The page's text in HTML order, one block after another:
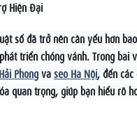
Hiện Đại
số đã trở nên cần yếu hơn
triển chóng vánh. Trong bài
Phòngvàseo Hà Nội, đến
quan trọng, giúp bạn hiểu rõ